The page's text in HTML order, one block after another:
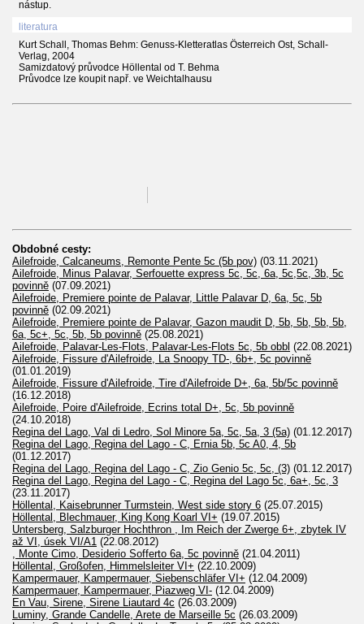
nástup.
literatura
Kurt Schall, Thomas Behm: Genuss-Kletteratlas Österreich Ost, Schall-
Verlag, 2004
Samizdatový průvodce Höllental od T. Behma
Průvodce lze koupit např. ve Weichtalhausu
Obdobné cesty:
Ailefroide, Calcaneums, Remonte Pente 5c (5b pov) (03.11.2021)
Ailefroide, Minus Palavar, Serfouette express 5c, 5c, 6a, 5c,5c, 3b, 5c
povinně (07.09.2021)
Ailefroide, Premiere pointe de Palavar, Little Palavar D, 6a, 5c, 5b
povinně (02.09.2021)
Ailefroide, Premiere pointe de Palavar, Gazon maudit D, 5b, 5b, 5b, 5b,
6a, 5c+, 5c, 5b, 5b povinně (25.08.2021)
Ailefroide, Palavar-Les-Flots, Palavar-Les-Flots 5c, 5b obbl (22.08.2021)
Ailefroide, Fissure d'Ailefroide, La Snoopy TD-, 6b+, 5c povinně
(01.01.2019)
Ailefroide, Fissure d'Ailefroide, Tire d'Ailefroide D+, 6a, 5b/5c povinně
(16.12.2018)
Ailefroide, Poire d'Ailefroide, Ecrins total D+, 5c, 5b povinně
(24.10.2018)
Regina del Lago, Val di Ledro, Sol Minore 5a, 5c, 5a, 3 (5a) (01.12.2017)
Regina del Lago, Regina del Lago - C, Ernia 5b, 5c A0, 4, 5b
(01.12.2017)
Regina del Lago, Regina del Lago - C, Zio Genio 5c, 5c, (3) (01.12.2017)
Regina del Lago, Regina del Lago - C, Regina del Lago 5c, 6a+, 5c, 3
(23.11.2017)
Höllental, Kaisebrunner Turmstein, West side story 6 (25.07.2015)
Höllental, Blechmauer, King Kong Koarl VI+ (19.07.2015)
Untersberg, Salzburger Hochthron , Im Reich der Zwerge 6+, zbytek IV
až VI, úsek VI/A1 (22.08.2012)
, Monte Cimo, Desiderio Sofferto 6a, 5c povinně (21.04.2011)
Höllental, Großofen, Himmelsleiter VI+ (22.10.2009)
Kampermauer, Kampermauer, Siebenschläfer VI+ (12.04.2009)
Kampermauer, Kampermauer, Piazweg VI- (12.04.2009)
En Vau, Sirene, Sirene Liautard 4c (26.03.2009)
Luminy, Grande Candelle, Arete de Marseille 5c (26.03.2009)